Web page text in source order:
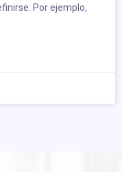
Por ejemplo,